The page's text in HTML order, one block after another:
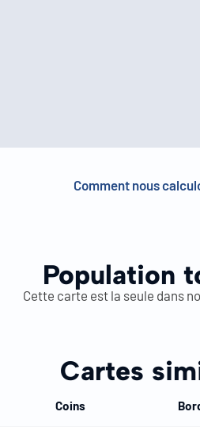
Comment nous
Population
Cette carte est la seule dans
Cartes
Coins